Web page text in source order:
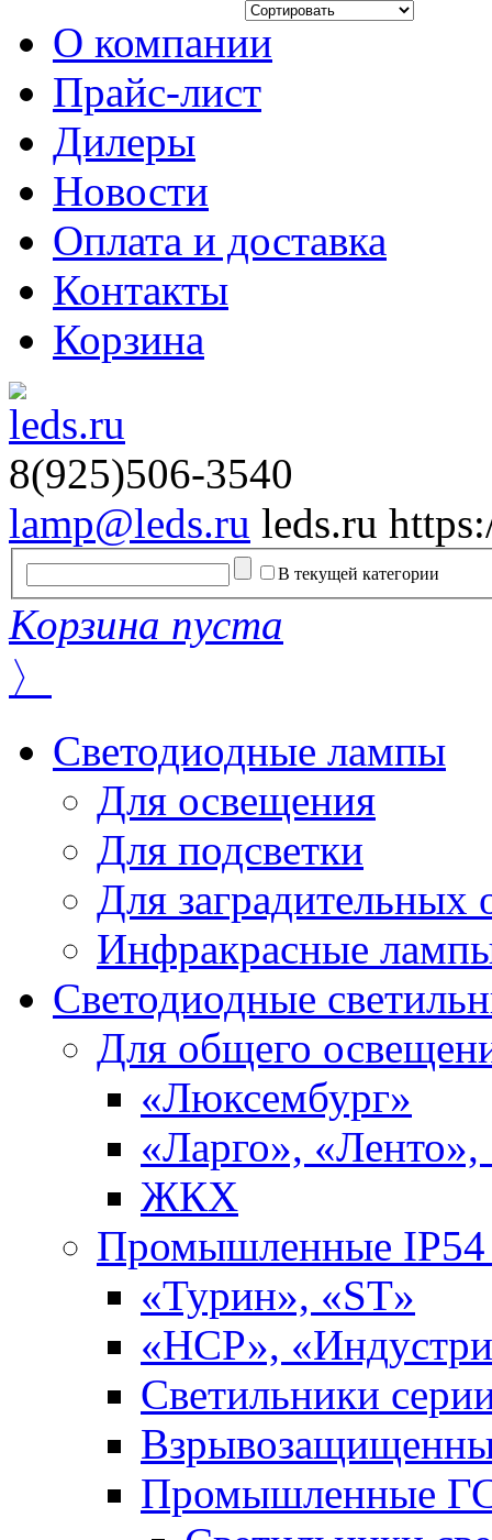
О компании
Прайс-лист
Дилеры
Новости
Оплата и доставка
Контакты
Корзина
8(925)506-3540
lamp@leds.ru leds.ru
В текущей категории
Корзина пуста
〉
Светодиодные лампы
Для освещения
Для подсветки
Для заградительных
Инфракрасные
Светодиодные
Для общего
«Люксембург»
«Ларго»,
ЖКХ
Промышленные IP54
«Турин», «ST»
«НСР»,
Светильники
Промышленные